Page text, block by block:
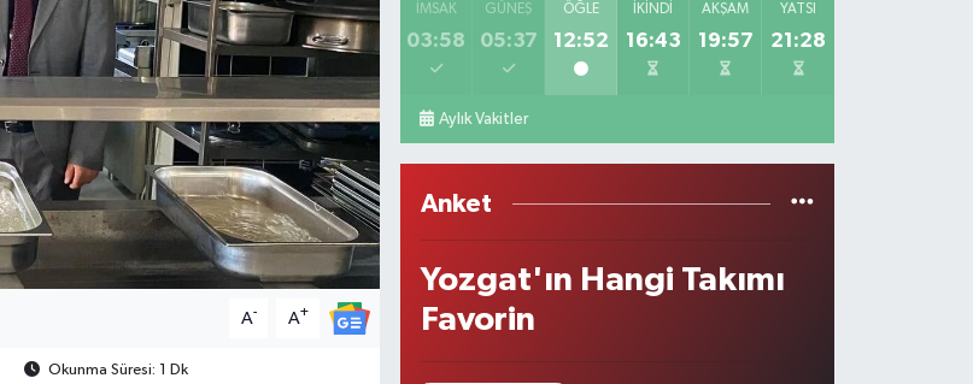
A- A+
Okunma Süresi: 1 Dk
İMSAK
03:58
GÜNEŞ
05:37
ÖĞLE
12:52
İKINDI
16:43
AKŞAM
19:57
YATSI
21:28
Aylık Vakitler
Anket
Yozgat'ın Hangi Takımı
Favorin